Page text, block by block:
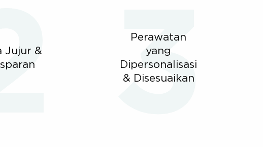
Jujur &
Perawatan
yang
Dipersonalisasi
& Disesuaikan